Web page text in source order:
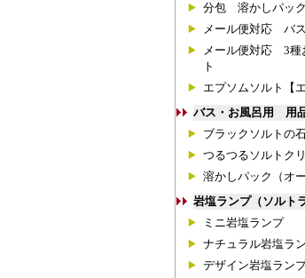
分包 溶かしパッ
メール便対応 バ
メール便対応 3
ト
エプソムソルト【
バス・お風呂用 用
ブラックソルトの
つるつるソルトク
溶かしパック（オ
岩塩ランプ（ソルト
ミニ岩塩ランプ
ナチュラル岩塩ラ
デザイン岩塩ラン